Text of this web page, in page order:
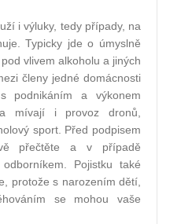
i výluky, tedy případy, na
Typicky jde o úmyslně
vlivem alkoholu a jiných
členy jedné domácnosti
podnikáním a výkonem
mívají i provoz dronů,
sport. Před podpisem
přečtěte a v případě
Pojistku také
protože s narozením dětí,
se mohou vaše